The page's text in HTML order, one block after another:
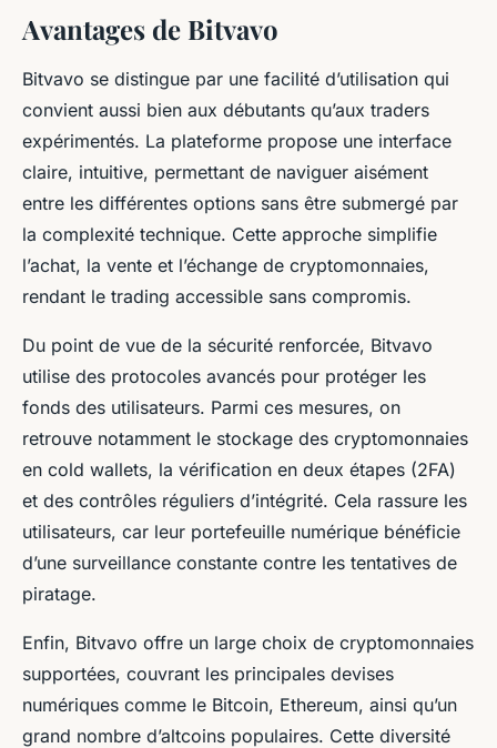
Avantages de Bitvavo
Bitvavo se distingue par une facilité d’utilisation qui
convient aussi bien aux débutants qu’aux traders
expérimentés. La plateforme propose une interface
claire, intuitive, permettant de naviguer aisément
entre les différentes options sans être submergé par
la complexité technique. Cette approche simplifie
l’achat, la vente et l’échange de cryptomonnaies,
rendant le trading accessible sans compromis.
Du point de vue de la sécurité renforcée, Bitvavo
utilise des protocoles avancés pour protéger les
fonds des utilisateurs. Parmi ces mesures, on
retrouve notamment le stockage des cryptomonnaies
en cold wallets, la vérification en deux étapes (2FA)
et des contrôles réguliers d’intégrité. Cela rassure les
utilisateurs, car leur portefeuille numérique bénéficie
d’une surveillance constante contre les tentatives de
piratage.
Enfin, Bitvavo offre un large choix de cryptomonnaies
supportées, couvrant les principales devises
numériques comme le Bitcoin, Ethereum, ainsi qu’un
grand nombre d’altcoins populaires. Cette diversité